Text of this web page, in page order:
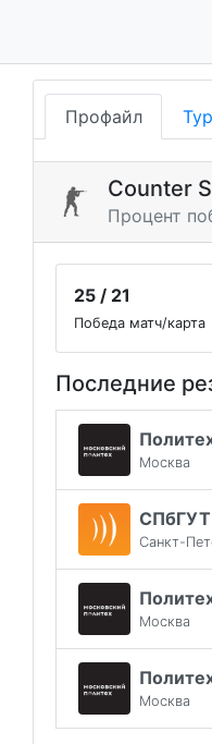
Профайл
Counter
Процент
25 / 21
Победа матч/карта
Последние
Москва
Санкт-
Москва
Москва